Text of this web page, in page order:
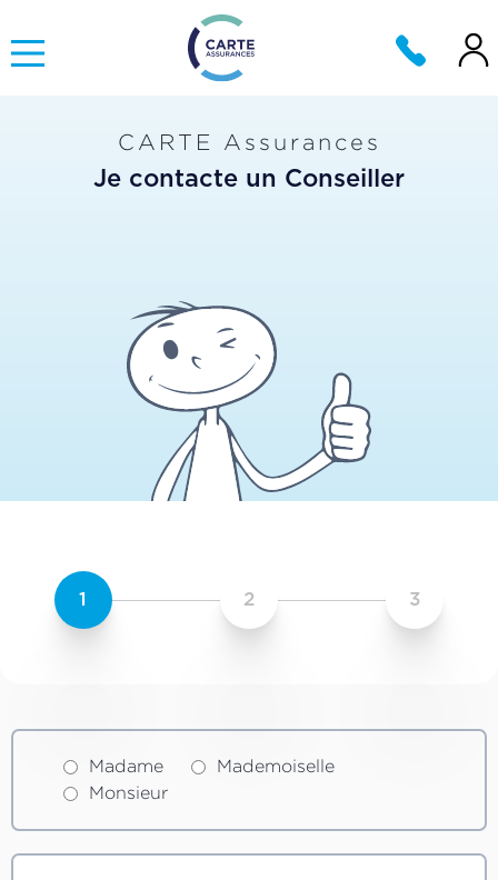
CARTE Assurances
Je contacte un Conseiller
1 2 3
Madame
Mademoiselle
Monsieur